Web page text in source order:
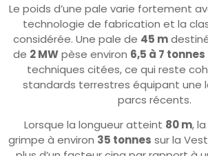
Le poids d’une pale varie fortement
technologie de fabrication et la
considérée. Une pale de 45 m
de 2 MWpèse environ 6,5 à 7 tonnes
techniques citées, ce qui reste
standards terrestres équipant une
parcs récents.
Lorsque la longueur atteint 80 m,
grimpe à environ 35 tonnes sur la